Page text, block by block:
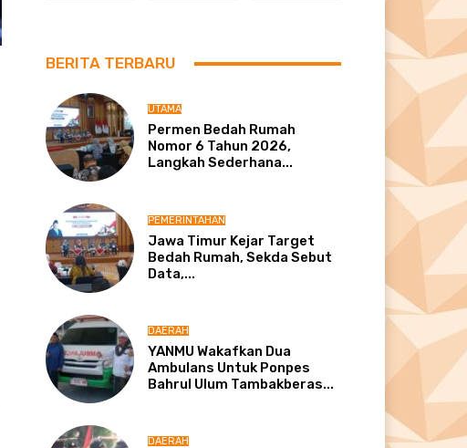
BERITA TERBARU
UTAMA
Permen Bedah Rumah
Nomor 6 Tahun 2026,
Langkah Sederhana...
PEMERINTAHAN
Jawa Timur Kejar Target
Bedah Rumah, Sekda Sebut
Data,...
DAERAH
YANMU Wakafkan Dua
Ambulans Untuk Ponpes
Bahrul Ulum Tambakberas...
DAERAH